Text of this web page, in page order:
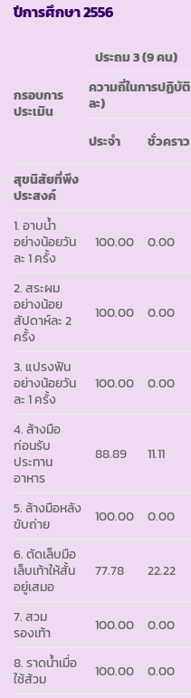
ปีการศึกษา2556
กรอบการ
ประเมิน
ประถม3 (9 คน)
ความถี่ในการปฏิบัติ
ละ)
ประจำ
ชั่วคราว
สุขนิสัยที่พึง
ประสงค์
1. อาบน้ำ
อย่างน้อยวัน
ละ 1 ครั้ง
100.00 0.00
2. สระผม
อย่างน้อย
สัปดาห์ละ 2
ครั้ง
100.00 0.00
3. แปรงฟัน
อย่างน้อยวัน
ละ 1 ครั้ง
100.00 0.00
4. ล้างมือ
ก่อนรับ
ประทาน
อาหาร
88.89 11.11
5. ล้างมือหลัง
ขับถ่าย
100.00 0.00
6. ตัดเล็บมือ
เล็บเท้าให้สั้น
อยู่เสมอ
77.78 22.22
7. สวม
รองเท้า
100.00 0.00
8. ราดน้ำเมื่อ
ใช้ส้วม
100.00 0.00